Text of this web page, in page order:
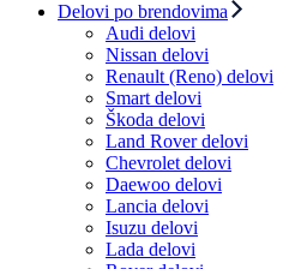
Delovi po brendovima
Audi delovi
Nissan delovi
Renault (Reno) delovi
Smart delovi
Škoda delovi
Land Rover delovi
Chevrolet delovi
Daewoo delovi
Lancia delovi
Isuzu delovi
Lada delovi